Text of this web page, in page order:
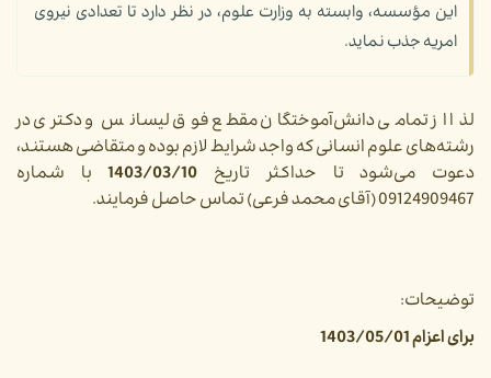
این مؤسسه، وابسته به وزارت علوم، در نظر دارد تا تعدادی نیروی
امریه جذب نماید.
لذا از تمامی دانش‌آموختگان مقطع فوق لیسانس و دکتری در
رشته‌های علوم انسانی که واجد شرایط لازم بوده و متقاضی هستند،
دعوت می‌شود تا حداکثر تاریخ
با شماره
09124909467 (آقای محمد فرعی) تماس حاصل فرمایند.
توضیحات:
برای اعزام 1403/05/01